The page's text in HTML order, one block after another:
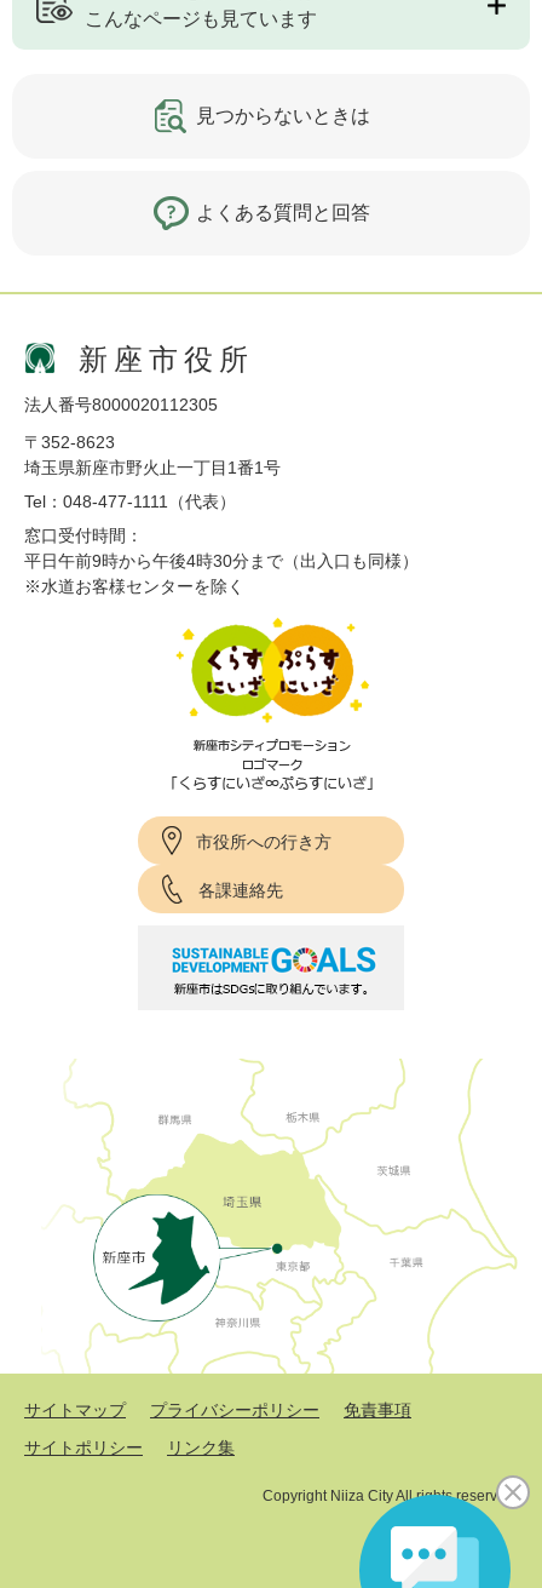
こんなページも見ています
見つからないときは
よくある質問と回答
新座市役所
法人番号8000020112305
〒352-8623
埼玉県新座市野火止一丁目1番1号
Tel：048-477-1111（代表）
窓口受付時間：
平日午前9時から午後4時30分まで（出入口も同様）
※水道お客様センターを除く
市役所への行き方
各課連絡先
サイトマップ プライバシーポリシー
免責事項
サイトポリシー
リンク集
Copyright Niiza City All rights reserved.